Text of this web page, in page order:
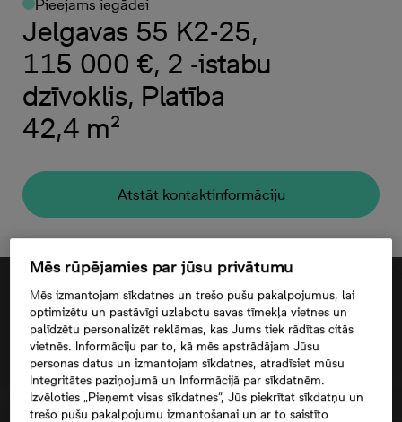
Pieejams iegādei
Jelgavas 55 K2-25,
115 000 €, 2 -istabu
dzīvoklis, Platība
42,4 m²
Atstāt kontaktinformāciju
Mēs rūpējamies par jūsu privātumu
Mēs izmantojam sīkdatnes un trešo pušu pakalpojumus, lai
optimizētu un pastāvīgi uzlabotu savas tīmekļa vietnes un
palīdzētu personalizēt reklāmas, kas Jums tiek rādītas citās
vietnēs. Informāciju par to, kā mēs apstrādājam Jūsu
personas datus un izmantojam sīkdatnes, atradīsiet mūsu
Integritātes paziņojumā un Informācijā par sīkdatnēm.
Izvēloties „Pieņemt visas sīkdatnes”, Jūs piekrītat sīkdatņu un
trešo pušu pakalpojumu izmantošanai un ar to saistīto